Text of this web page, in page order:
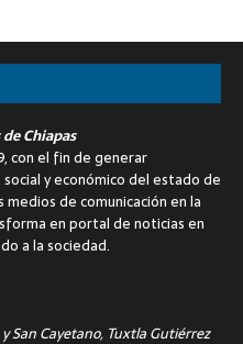
Chiapas
con el fin de generar
y económico del estado de
de comunicación en la
en portal de noticias en
a la sociedad.
San Cayetano, Tuxtla Gutiérrez